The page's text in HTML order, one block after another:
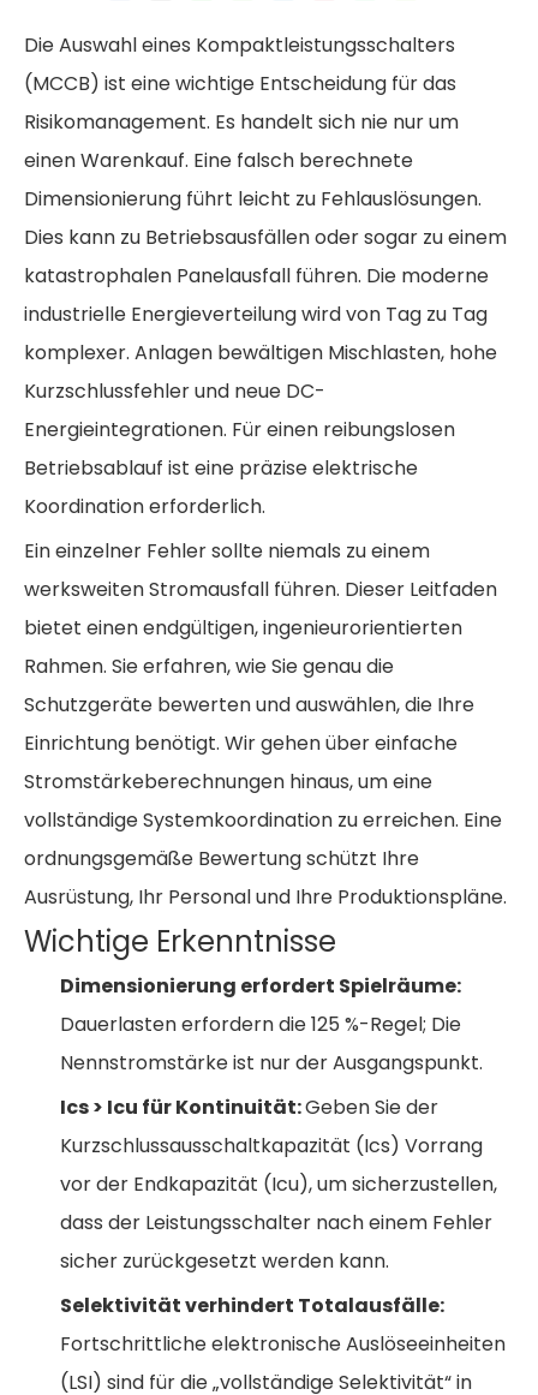
Die Auswahl eines Kompaktleistungsschalters
(MCCB) ist eine wichtige Entscheidung für das
Risikomanagement. Es handelt sich nie nur um
einen Warenkauf. Eine falsch berechnete
Dimensionierung führt leicht zu Fehlauslösungen.
Dies kann zu Betriebsausfällen oder sogar zu einem
katastrophalen Panelausfall führen. Die moderne
industrielle Energieverteilung wird von Tag zu Tag
komplexer. Anlagen bewältigen Mischlasten, hohe
Kurzschlussfehler und neue DC-
Energieintegrationen. Für einen reibungslosen
Betriebsablauf ist eine präzise elektrische
Koordination erforderlich.
Ein einzelner Fehler sollte niemals zu einem
werksweiten Stromausfall führen. Dieser Leitfaden
bietet einen endgültigen, ingenieurorientierten
Rahmen. Sie erfahren, wie Sie genau die
Schutzgeräte bewerten und auswählen, die Ihre
Einrichtung benötigt. Wir gehen über einfache
Stromstärkeberechnungen hinaus, um eine
vollständige Systemkoordination zu erreichen. Eine
ordnungsgemäße Bewertung schützt Ihre
Ausrüstung, Ihr Personal und Ihre Produktionspläne.
Wichtige Erkenntnisse
Dimensionierung erfordert Spielräume:
Dauerlasten erfordern die 125 %-Regel; Die
Nennstromstärke ist nur der Ausgangspunkt.
Ics > Icu für Kontinuität:Geben Sie der
Kurzschlussausschaltkapazität (Ics) Vorrang
vor der Endkapazität (Icu), um sicherzustellen,
dass der Leistungsschalter nach einem Fehler
sicher zurückgesetzt werden kann.
Selektivität verhindert Totalausfälle:
Fortschrittliche elektronische Auslöseeinheiten
(LSI) sind für die „vollständige Selektivität“ in